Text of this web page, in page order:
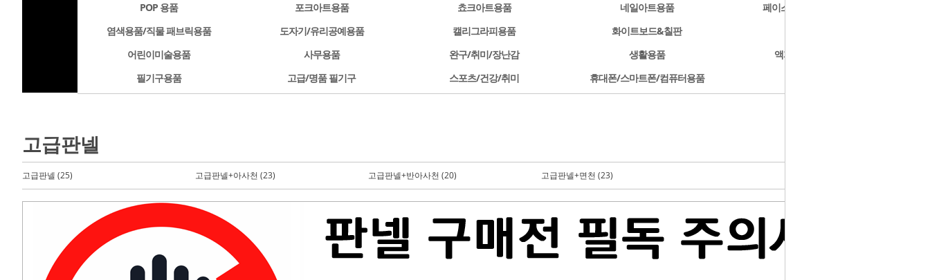
POP 용품
포크아트용품 쵸크아트용품 네일아트용품
페이스페인팅/미용용품
염색용품/직물 패브릭용품
도자기/유리공예용품 캘리그라피용품 화이트보드&칠판
어린이미술용품
사무용품 완구/취미/장난감 생활용품
액자/사진첩/앨범
필기구용품
고급/명품 필기구 스포츠/건강/취미 휴대폰/스마트폰/컴퓨터용품
고급판넬
고급판넬 (25) 고급판넬+아사천 (23) 고급판넬+반아사천 (20) 고급판넬+면천 (23)